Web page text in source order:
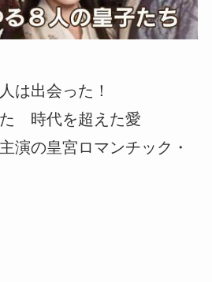
は出会った！
時代を超えた愛
演の皇宮ロマンチック・